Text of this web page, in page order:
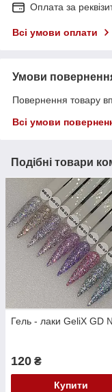
Оплата за
Всі умови оплати
Умови
Повернення товару
Всі умови
Подібні товари
Гель - лаки GeliX GD
120 ₴
Купити